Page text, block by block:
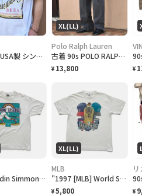
古着 90s USA製 シングルステッチ ビール プロモーション Tシャツ
XL(LL)
Polo Ralph Lauren
古着 90s POLO RALPH LAUREN 先染め ブラックデニム デニム
¥ 13,800 ¥
90s "Hardin Simmons University Cowboy Baseball" T-Shirt ハーディン シモンズ大学 カウボーイズベースボール Tシャツ [XL]
XL(LL)
MLB
"1997 [MLB] World Series Cleveland Indians vs Florida Marlins" T-Shirt [XL]
¥5,800 ¥